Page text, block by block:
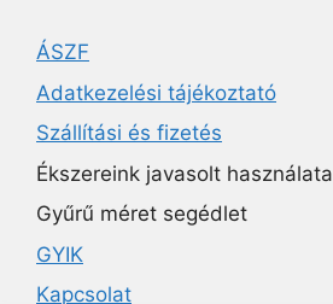
ÁSZF
Adatkezelési tájékoztató
Szállítási és fizetés
Ékszereink javasolt használata
Gyűrű méret segédlet
GYIK
Kapcsolat